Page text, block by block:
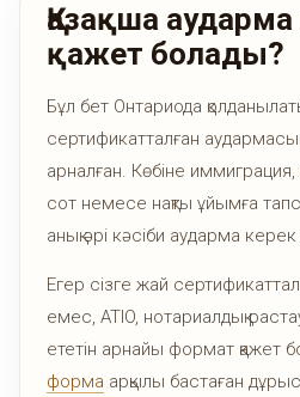
Қазақша
қажет болады?
Бұл бет Онтариода
сертификатталған
арналған. Көбіне
сот немесе нақты ұйымға
анық әрі кәсіби аударма
Егер сізге жай
емес, ATIO, нотариалдық
ететін арнайы формат қажет
форма арқылы бастаған